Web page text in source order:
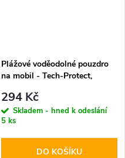
Plážové voděodolné pouzdro
na mobil - Tech-Protect,
294 Kč
Skladem - hned k odeslání
5 ks
DO KOŠÍKU